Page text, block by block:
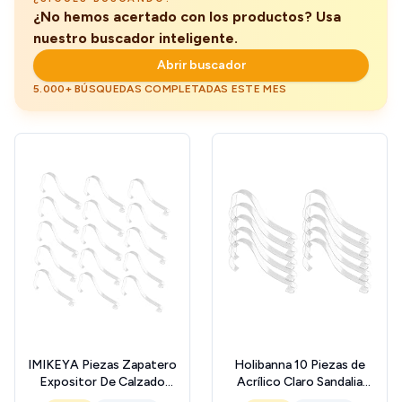
¿No hemos acertado con los productos? Usa
nuestro buscador inteligente.
Abrir buscador
5.000+ BÚSQUEDAS COMPLETADAS ESTE MES
IMIKEYA Piezas Zapatero
Expositor De Calzado
Soporte De La Altura De La
Holibanna 10 Piezas de
Acrílico Claro Sandalia
Zapatos de Exhibición